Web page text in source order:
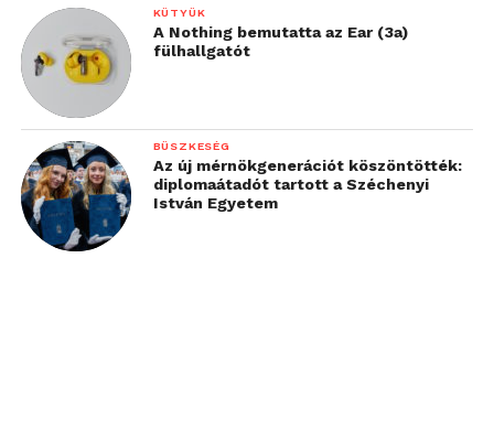
KÜTYÜK
A Nothing bemutatta az Ear (3a)
fülhallgatót
BÜSZKESÉG
Az új mérnökgenerációt köszöntötték:
diplomaátadót tartott a Széchenyi
István Egyetem